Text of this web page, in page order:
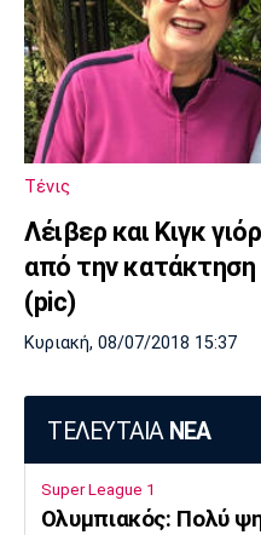
Λίβερπουλ
Ίντερ
Μπορούσια
Ντόρτμουντ
Τένις
Λέιβερ και Κιγκ
από την
(pic)
Κυριακή, 08/07/2018 15:37
ΤΕΛΕΥΤΑΙΑ ΝΕΑ
Super League 1
Ολυμπιακός: Πολύ